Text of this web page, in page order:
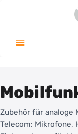
Zubehör für analoge
Telecom: Mikrofone,